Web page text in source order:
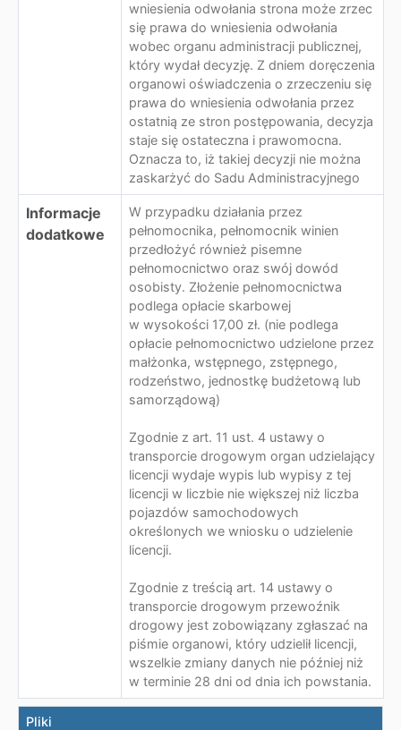
wniesienia odwołania strona może zrzec
się prawa do wniesienia odwołania
wobec organu administracji publicznej,
który wydał decyzję. Z dniem doręczenia
organowi oświadczenia o zrzeczeniu się
prawa do wniesienia odwołania przez
ostatnią ze stron postępowania, decyzja
staje się ostateczna i prawomocna.
Oznacza to, iż takiej decyzji nie można
zaskarżyć do Sadu Administracyjnego
Informacje
dodatkowe
W przypadku działania przez
pełnomocnika, pełnomocnik winien
przedłożyć również pisemne
pełnomocnictwo oraz swój dowód
osobisty. Złożenie pełnomocnictwa
podlega opłacie skarbowej
w wysokości 17,00 zł. (nie podlega
opłacie pełnomocnictwo udzielone przez
małżonka, wstępnego, zstępnego,
rodzeństwo, jednostkę budżetową lub
samorządową)
Zgodnie z art. 11 ust. 4 ustawy o
transporcie drogowym organ udzielający
licencji wydaje wypis lub wypisy z tej
licencji w liczbie nie większej niż liczba
pojazdów samochodowych
określonych we wniosku o udzielenie
licencji.
Zgodnie z treścią art. 14 ustawy o
transporcie drogowym przewoźnik
drogowy jest zobowiązany zgłaszać na
piśmie organowi, który udzielił licencji,
wszelkie zmiany danych nie później niż
w terminie 28 dni od dnia ich powstania.
Pliki